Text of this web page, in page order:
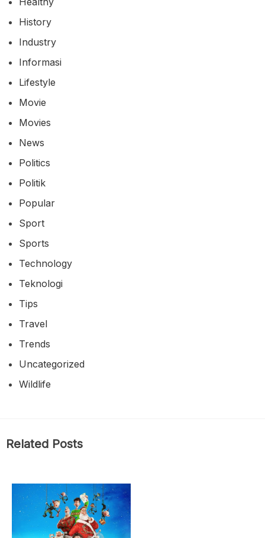
History
Industry
Informasi
Lifestyle
Movie
Movies
News
Politics
Politik
Popular
Sport
Sports
Technology
Teknologi
Tips
Travel
Trends
Uncategorized
Wildlife
Related Posts